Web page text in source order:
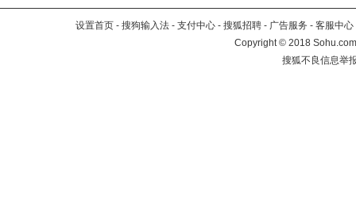
设置首页 - 搜狗输入法 - 支付中心 - 搜狐招聘 - 广告服务 - 客服中心
Copyright©2018
搜狐不良信息举